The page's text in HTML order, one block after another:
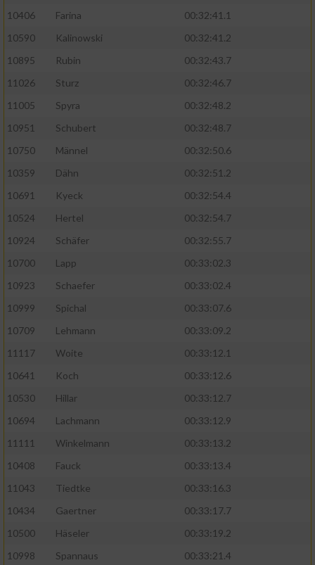
10406
Farina
00:32:41.1
10590
Kalinowski
00:32:41.2
10895
Rubin
00:32:43.7
11026
Sturz
00:32:46.7
11005
Spyra
00:32:48.2
10951
Schubert
00:32:48.7
10750
Männel
00:32:50.6
10359
Dähn
00:32:51.2
10691
Kyeck
00:32:54.4
10524
Hertel
00:32:54.7
10924
Schäfer
00:32:55.7
10700
Lapp
00:33:02.3
10923
Schaefer
00:33:02.4
10999
Spichal
00:33:07.6
10709
Lehmann
00:33:09.2
11117
Woite
00:33:12.1
10641
Koch
00:33:12.6
10530
Hillar
00:33:12.7
10694
Lachmann
00:33:12.9
11111
Winkelmann
00:33:13.2
10408
Fauck
00:33:13.4
11043
Tiedtke
00:33:16.3
10434
Gaertner
00:33:17.7
10500
Häseler
00:33:19.2
10998
Spannaus
00:33:21.4
Analyse von Zielgruppen durch Statistiken
oder Kombinationen von Daten aus
verschiedenen Quellen
Entwicklung und Verbesserung der Angebote
von Inhalten
Geräte anhand von aktiv angeforderten
Informationen identifizieren
Nicht-IAB-Verarbeitungszwecke:
Notwendig
Performance
Funktional
Werbung